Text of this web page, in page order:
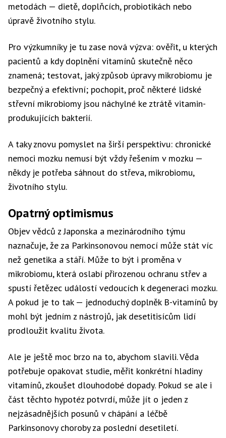
metodách — dietě, doplňcích, probiotikách nebo
úpravě životního stylu.
Pro výzkumníky je tu zase nová výzva: ověřit, u kterých
pacientů a kdy doplnění vitamínů skutečně něco
znamená; testovat, jaký způsob úpravy mikrobiomu je
bezpečný a efektivní; pochopit, proč některé lidské
střevní mikrobiomy jsou náchylné ke ztrátě vitamin-
produkujících bakterií.
A taky znovu pomyslet na širší perspektivu: chronické
nemoci mozku nemusí být vždy řešením v mozku —
někdy je potřeba sáhnout do střeva, mikrobiomu,
životního stylu.
Opatrný optimismus
Objev vědců z Japonska a mezinárodního týmu
naznačuje, že za Parkinsonovou nemocí může stát víc
než genetika a stáří. Může to být i proměna v
mikrobiomu, která oslabí přirozenou ochranu střev a
spustí řetězec událostí vedoucích k degeneraci mozku.
A pokud je to tak — jednoduchý doplněk B-vitamínů by
mohl být jedním z nástrojů, jak desetitisícům lidí
prodloužit kvalitu života.
Ale je ještě moc brzo na to, abychom slavili. Věda
potřebuje opakovat studie, měřit konkrétní hladiny
vitamínů, zkoušet dlouhodobé dopady. Pokud se ale i
část těchto hypotéz potvrdí, může jít o jeden z
nejzásadnějších posunů v chápání a léčbě
Parkinsonovy choroby za poslední desetiletí.